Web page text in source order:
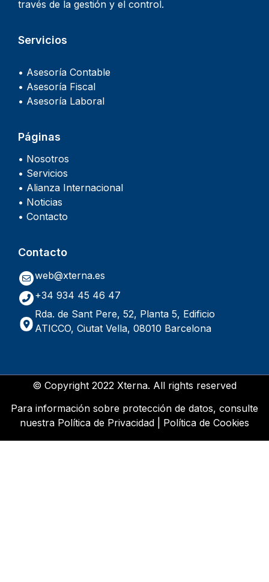
través de la gestión y el control.
Servicios
• Asesoría Contable
• Asesoría Fiscal
• Asesoría Laboral
Páginas
• Nosotros
• Servicios
• Alianza Internacional
• Noticias
• Contacto
Contacto
web@xterna.es
+34 934 45 46 47
Rda. de Sant Pere, 52, Planta 5, Edificio
ATICCO, Ciutat Vella, 08010 Barcelona
© Copyright 2022 Xterna. All rights reserved
Para información sobre protección de datos, consulte
nuestra Política de Privacidad Política de Cookies